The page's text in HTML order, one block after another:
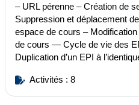
– URL pérenne – Création de
Suppression et déplacement
espace de cours –
de cours — Cycle de vie des
Duplication d’un EPI à
Activités : 8